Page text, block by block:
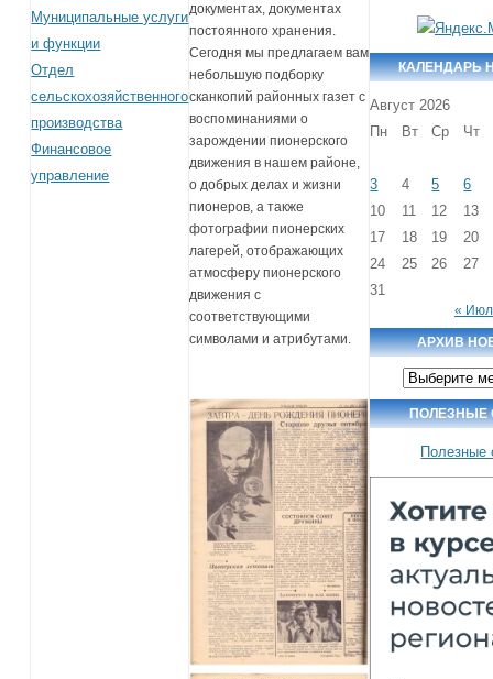
Муниципальные услуги
и функции
Отдел
сельскохозяйственного
производства
Финансовое
управление
документах, документах
постоянного хранения.
Сегодня мы предлагаем вам
небольшую подборку
сканкопий районных газет с
воспоминаниями о
зарождении пионерского
движения в нашем районе,
о добрых делах и жизни
пионеров, а также
фотографии пионерских
лагерей, отображающих
атмосферу пионерского
движения с
соответствующими
символами и атрибутами.
КАЛЕНДАРЬ
Август 2026
Пн
Вт Ср Чт
3 4 5
6
10
11 12
13
17
18 19
20
24
25 26
27
31
« Июл
АРХИВ
Архив
новостей
ПОЛЕЗНЫЕ
Полезные